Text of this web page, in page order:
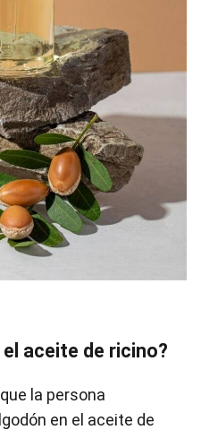
aceite de ricino?
la persona
en el aceite de